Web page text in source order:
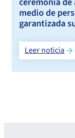
medio de
garantizada
Leer noticia